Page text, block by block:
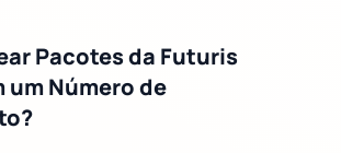
Pacotes da Futuris
um Número de